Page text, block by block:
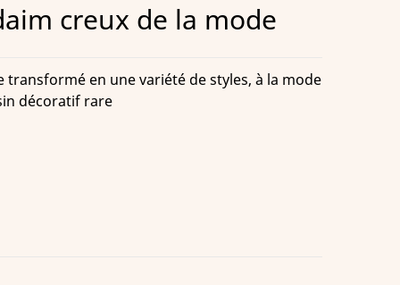
creux de la mode
transformé en une variété de styles, à la mode
décoratif rare